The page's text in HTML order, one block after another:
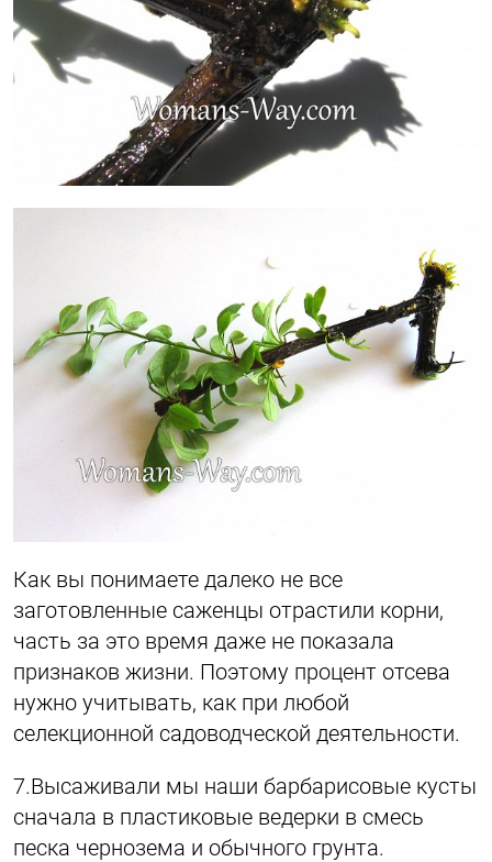
Как вы понимаете далеко не все
заготовленные саженцы отрастили корни,
часть за это время даже не показала
признаков жизни. Поэтому процент отсева
нужно учитывать, как при любой
селекционной садоводческой деятельности.
7.Высаживали мы наши барбарисовые кусты
сначала в пластиковые ведерки в смесь
песка чернозема и обычного грунта.